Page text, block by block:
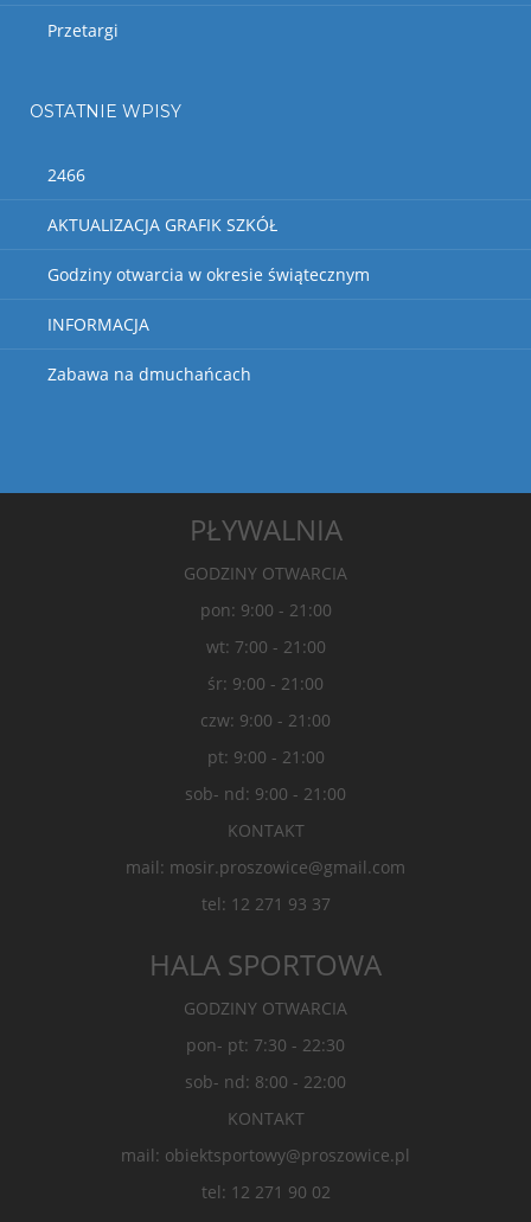
Przetargi
OSTATNIE WPISY
2466
AKTUALIZACJA GRAFIK SZKÓŁ
Godziny otwarcia w okresie świątecznym
INFORMACJA
Zabawa na dmuchańcach
PŁYWALNIA
GODZINY OTWARCIA
pon: 9:00 - 21:00
wt: 7:00 - 21:00
śr: 9:00 - 21:00
czw: 9:00 - 21:00
pt: 9:00 - 21:00
sob- nd: 9:00 - 21:00
KONTAKT
mail: mosir.proszowice@gmail.com
tel: 12 271 93 37
HALA SPORTOWA
GODZINY OTWARCIA
pon- pt: 7:30 - 22:30
sob- nd: 8:00 - 22:00
KONTAKT
mail: obiektsportowy@proszowice.pl
tel: 12 271 90 02